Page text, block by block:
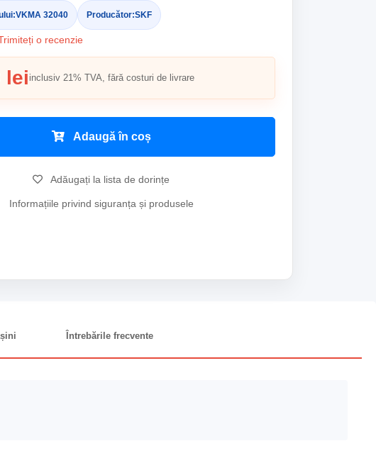
VKMA 32040 Producător:SKF
o recenzie
leiinclusiv 21% TVA, fără costuri de livrare
Adaugă în coș
Adăugați la lista de dorințe
Informațiile privind siguranța și produsele
Întrebările frecvente